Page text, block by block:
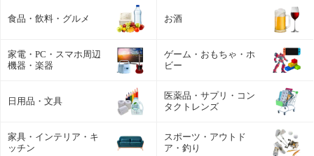
食品・飲料・グルメ お酒
家電・PC・スマホ周辺
機器・楽器
ゲーム・おもちゃ・ホ
ビー
日用品・文具
医薬品・サプリ・コン
タクトレンズ
家具・インテリア・キ
ッチン
スポーツ・アウトド
ア・釣り